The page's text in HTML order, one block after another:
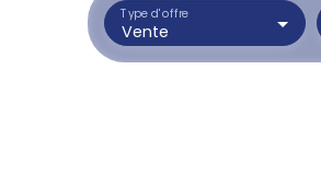
Vente
Type d'offre